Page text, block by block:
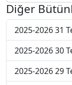
Diğer
2025-2026 31
2025-2026 30
2025-2026 29